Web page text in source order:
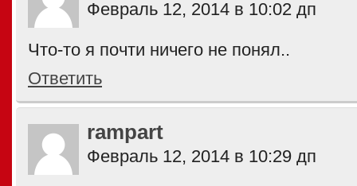
Февраль 12, 2014 в 10:02 дп
Что-то я почти ничего не понял..
Ответить
rampart
Февраль 12, 2014 в 10:29 дп